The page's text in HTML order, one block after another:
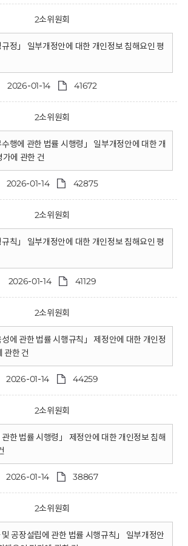
2소위원회
규정」 일부개정안에 대한 개인정보 침해요인 평
2026-01-14 41672
2소위원회
수행에 관한 법률 시행령」 일부개정안에 대한 개
에 관한 건
2026-01-14 42875
2소위원회
규칙」 일부개정안에 대한 개인정보 침해요인 평
2026-01-14 41129
2소위원회
성에 관한 법률 시행규칙」 제정안에 대한 개인정
관한 건
2026-01-14 44259
2소위원회
관한 법률 시행령」 제정안에 대한 개인정보 침해
2026-01-14 38867
2소위원회
및 공장설립에 관한 법률 시행규칙」 일부개정안